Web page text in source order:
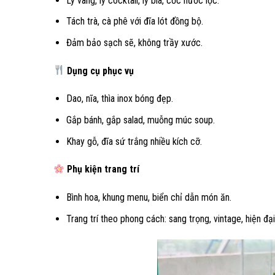
Tách trà, cà phê với đĩa lót đồng bộ.
Đảm bảo sạch sẽ, không trầy xước.
Dụng cụ phục vụ
Dao, nĩa, thìa inox bóng đẹp.
Gắp bánh, gắp salad, muỗng múc soup.
Khay gỗ, đĩa sứ trắng nhiều kích cỡ.
Phụ kiện trang trí
Bình hoa, khung menu, biển chỉ dẫn món ăn.
Trang trí theo phong cách: sang trọng, vintage, hiện